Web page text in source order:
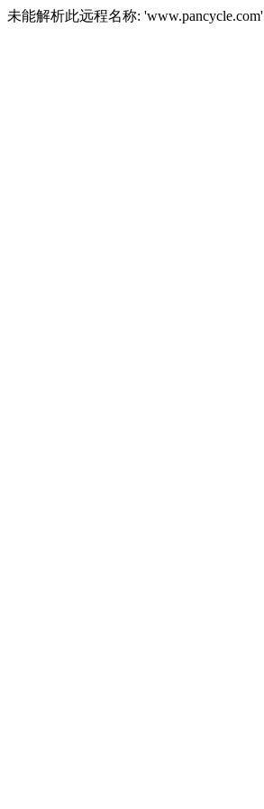
未能解析此远程名称: 'www.pancycle.com'